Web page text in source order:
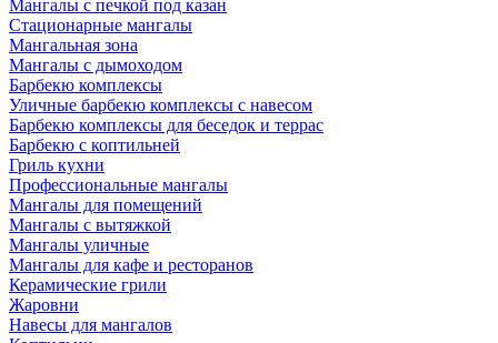
Мангалы с печкой под казан
Стационарные мангалы
Мангальная зона
Мангалы с дымоходом
Барбекю комплексы
Уличные барбекю комплексы с навесом
Барбекю комплексы для беседок и террас
Барбекю с коптильней
Гриль кухни
Профессиональные мангалы
Мангалы для помещений
Мангалы с вытяжкой
Мангалы уличные
Мангалы для кафе и ресторанов
Керамические грили
Жаровни
Навесы для мангалов